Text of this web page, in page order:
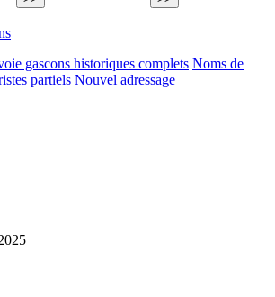
gascons historiques complets Noms de
partiels Nouvel adressage